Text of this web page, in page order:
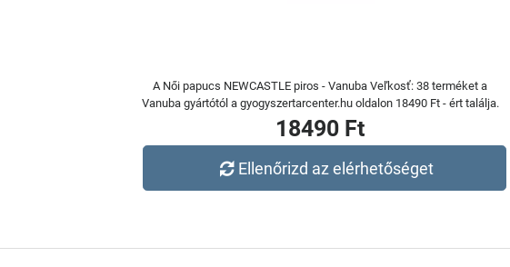
A Női papucs NEWCASTLE piros - Vanuba Veľkosť: 38 terméket a
Vanuba gyártótól a gyogyszertarcenter.hu oldalon 18490 Ft - ért találja.
18490 Ft
Ellenőrizd az elérhetőséget